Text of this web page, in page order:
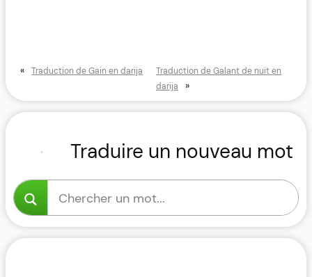
« Traduction de Gain en darija
Traduction de Galant de nuit en
darija
»
Traduire un nouveau mot